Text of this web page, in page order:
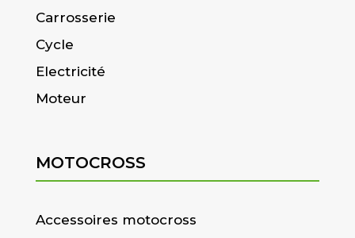
Carrosserie
Cycle
Electricité
Moteur
MOTOCROSS
Accessoires motocross